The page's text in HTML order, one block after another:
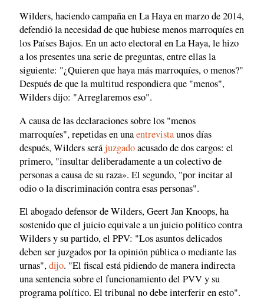
Wilders, haciendo campaña en La Haya en marzo de 2014,
defendió la necesidad de que hubiese menos marroquíes en
los Países Bajos. En un acto electoral en La Haya, le hizo
a los presentes una serie de preguntas, entre ellas la
siguiente: "¿Quieren que haya más marroquíes, o menos?"
Después de que la multitud respondiera que "menos",
Wilders dijo: "Arreglaremos eso".
A causa de las declaraciones sobre los "menos
marroquíes", repetidas en unaentrevistaunos días
después, Wilders serájuzgadoacusado de dos cargos: el
primero, "insultar deliberadamente a un colectivo de
personas a causa de su raza». El segundo, "por incitar al
odio o la discriminación contra esas personas".
El abogado defensor de Wilders, Geert Jan Knoops, ha
sostenido que el juicio equivale a un juicio político contra
Wilders y su partido, el PPV: "Los asuntos delicados
deben ser juzgados por la opinión pública o mediante las
urnas",dijo. "El fiscal está pidiendo de manera indirecta
una sentencia sobre el funcionamiento del PVV y su
programa político. El tribunal no debe interferir en esto".